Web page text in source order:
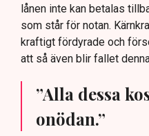
lånen inte kan betalas
som står för notan.
kraftigt fördyrade och
att så även blir fallet
”Alla dessa
onödan.”